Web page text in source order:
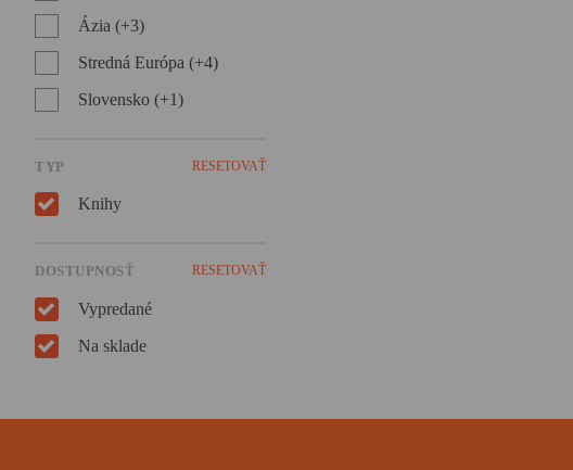
Ázia (+3)
Stredná Európa (+4)
Slovensko (+1)
TYP RESETOVAŤ
Knihy
DOSTUPNOSŤ RESETOVAŤ
Vypredané
Na sklade